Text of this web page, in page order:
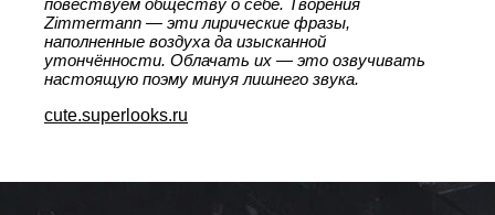
повествуем обществу о себе. Творения
Zimmermann — эти лирические фразы,
наполненные воздуха да изысканной
утончённости. Облачать их — это озвучивать
настоящую поэму минуя лишнего звука.
cute.superlooks.ru